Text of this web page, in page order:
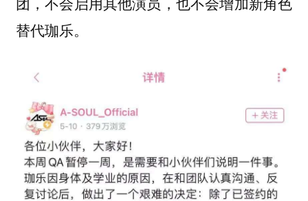
替代珈乐。